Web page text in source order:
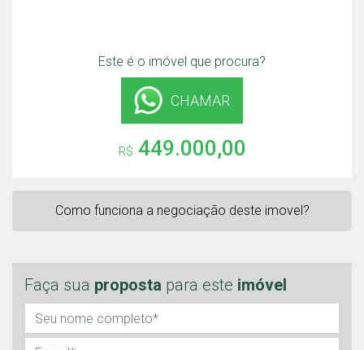
Faça sua proposta para este imóvel
Este é o imóvel que procura?
CHAMAR
R$ 449.000,00
Como funciona a negociação deste imovel?